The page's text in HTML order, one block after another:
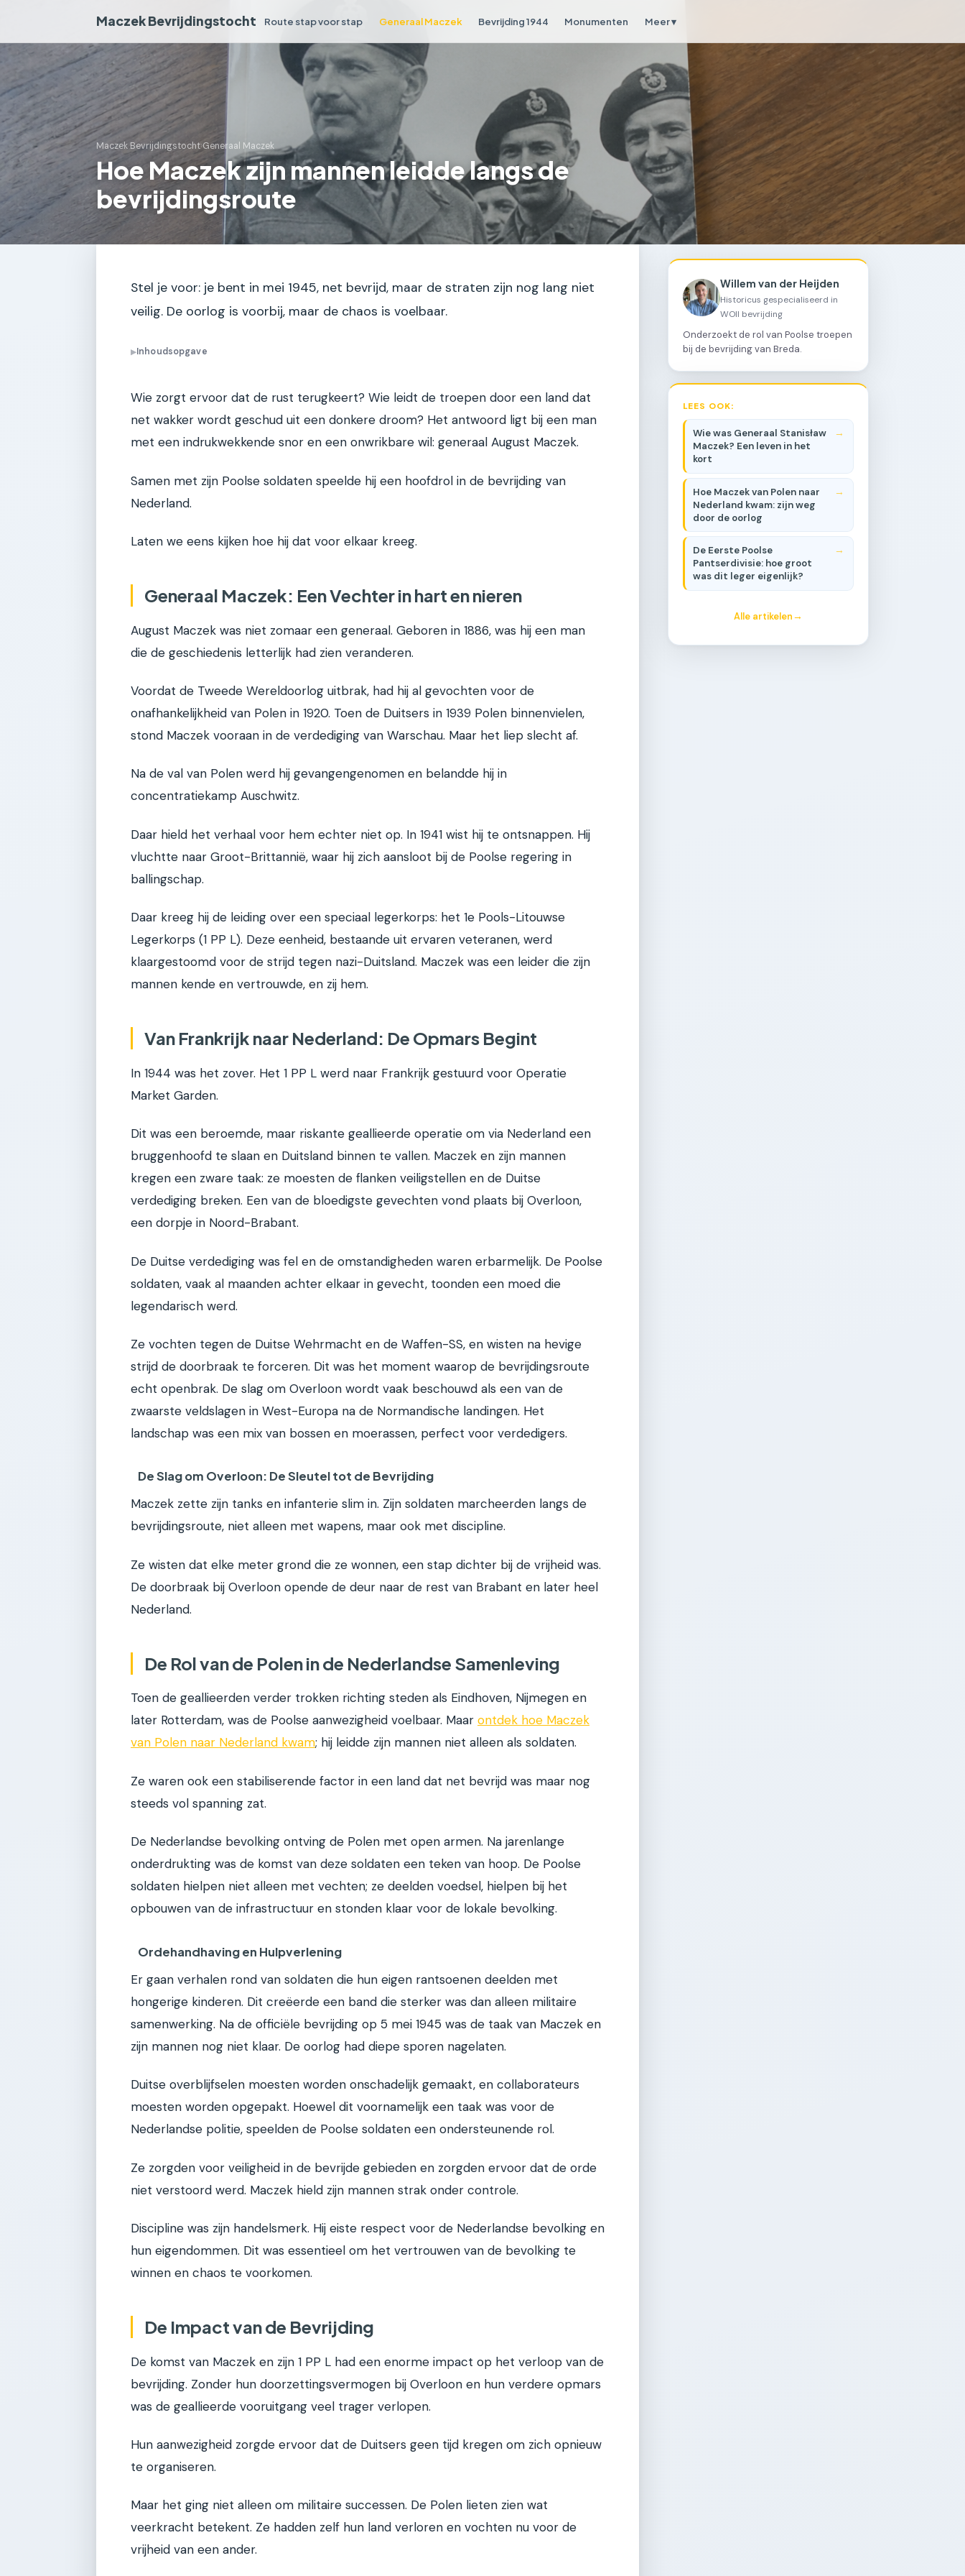
Maczek Bevrijdingstocht Route stap voor stap Generaal Maczek Bevrijding 1944 Monumenten Meer ▾
Maczek Bevrijdingstocht›Generaal Maczek
Hoe Maczek zijn mannen leidde langs de
bevrijdingsroute
Stel je voor: je bent in mei 1945, net bevrijd, maar de straten zijn nog lang niet
veilig. De oorlog is voorbij, maar de chaos is voelbaar.
▶Inhoudsopgave
Wie zorgt ervoor dat de rust terugkeert? Wie leidt de troepen door een land dat
net wakker wordt geschud uit een donkere droom? Het antwoord ligt bij een man
met een indrukwekkende snor en een onwrikbare wil: generaal August Maczek.
Samen met zijn Poolse soldaten speelde hij een hoofdrol in de bevrijding van
Nederland.
Laten we eens kijken hoe hij dat voor elkaar kreeg.
Generaal Maczek: Een Vechter in hart en nieren
August Maczek was niet zomaar een generaal. Geboren in 1886, was hij een man
die de geschiedenis letterlijk had zien veranderen.
Voordat de Tweede Wereldoorlog uitbrak, had hij al gevochten voor de
onafhankelijkheid van Polen in 1920. Toen de Duitsers in 1939 Polen binnenvielen,
stond Maczek vooraan in de verdediging van Warschau. Maar het liep slecht af.
Na de val van Polen werd hij gevangengenomen en belandde hij in
concentratiekamp Auschwitz.
Daar hield het verhaal voor hem echter niet op. In 1941 wist hij te ontsnappen. Hij
vluchtte naar Groot-Brittannië, waar hij zich aansloot bij de Poolse regering in
ballingschap.
Daar kreeg hij de leiding over een speciaal legerkorps: het 1e Pools-Litouwse
Legerkorps (1 PP L). Deze eenheid, bestaande uit ervaren veteranen, werd
klaargestoomd voor de strijd tegen nazi-Duitsland. Maczek was een leider die zijn
mannen kende en vertrouwde, en zij hem.
Van Frankrijk naar Nederland: De Opmars Begint
In 1944 was het zover. Het 1 PP L werd naar Frankrijk gestuurd voor Operatie
Market Garden.
Dit was een beroemde, maar riskante geallieerde operatie om via Nederland een
bruggenhoofd te slaan en Duitsland binnen te vallen. Maczek en zijn mannen
kregen een zware taak: ze moesten de flanken veiligstellen en de Duitse
verdediging breken. Een van de bloedigste gevechten vond plaats bij Overloon,
een dorpje in Noord-Brabant.
De Duitse verdediging was fel en de omstandigheden waren erbarmelijk. De Poolse
soldaten, vaak al maanden achter elkaar in gevecht, toonden een moed die
legendarisch werd.
Ze vochten tegen de Duitse Wehrmacht en de Waffen-SS, en wisten na hevige
strijd de doorbraak te forceren. Dit was het moment waarop de bevrijdingsroute
echt openbrak. De slag om Overloon wordt vaak beschouwd als een van de
zwaarste veldslagen in West-Europa na de Normandische landingen. Het
landschap was een mix van bossen en moerassen, perfect voor verdedigers.
De Slag om Overloon: De Sleutel tot de Bevrijding
Maczek zette zijn tanks en infanterie slim in. Zijn soldaten marcheerden langs de
bevrijdingsroute, niet alleen met wapens, maar ook met discipline.
Ze wisten dat elke meter grond die ze wonnen, een stap dichter bij de vrijheid was.
De doorbraak bij Overloon opende de deur naar de rest van Brabant en later heel
Nederland.
De Rol van de Polen in de Nederlandse Samenleving
Toen de geallieerden verder trokken richting steden als Eindhoven, Nijmegen en
later Rotterdam, was de Poolse aanwezigheid voelbaar. Maar ontdek hoe Maczek
van Polen naar Nederland kwam; hij leidde zijn mannen niet alleen als soldaten.
Ze waren ook een stabiliserende factor in een land dat net bevrijd was maar nog
steeds vol spanning zat.
De Nederlandse bevolking ontving de Polen met open armen. Na jarenlange
onderdrukting was de komst van deze soldaten een teken van hoop. De Poolse
soldaten hielpen niet alleen met vechten; ze deelden voedsel, hielpen bij het
opbouwen van de infrastructuur en stonden klaar voor de lokale bevolking.
Ordehandhaving en Hulpverlening
Er gaan verhalen rond van soldaten die hun eigen rantsoenen deelden met
hongerige kinderen. Dit creëerde een band die sterker was dan alleen militaire
samenwerking. Na de officiële bevrijding op 5 mei 1945 was de taak van Maczek en
zijn mannen nog niet klaar. De oorlog had diepe sporen nagelaten.
Duitse overblijfselen moesten worden onschadelijk gemaakt, en collaborateurs
moesten worden opgepakt. Hoewel dit voornamelijk een taak was voor de
Nederlandse politie, speelden de Poolse soldaten een ondersteunende rol.
Ze zorgden voor veiligheid in de bevrijde gebieden en zorgden ervoor dat de orde
niet verstoord werd. Maczek hield zijn mannen strak onder controle.
Discipline was zijn handelsmerk. Hij eiste respect voor de Nederlandse bevolking en
hun eigendommen. Dit was essentieel om het vertrouwen van de bevolking te
winnen en chaos te voorkomen.
De Impact van de Bevrijding
De komst van Maczek en zijn 1 PP L had een enorme impact op het verloop van de
bevrijding. Zonder hun doorzettingsvermogen bij Overloon en hun verdere opmars
was de geallieerde vooruitgang veel trager verlopen.
Hun aanwezigheid zorgde ervoor dat de Duitsers geen tijd kregen om zich opnieuw
te organiseren.
Maar het ging niet alleen om militaire successen. De Polen lieten zien wat
veerkracht betekent. Ze hadden zelf hun land verloren en vochten nu voor de
vrijheid van een ander.
Willem van der Heijden
Historicus gespecialiseerd in
WOII bevrijding
Onderzoekt de rol van Poolse troepen
bij de bevrijding van Breda.
LEES OOK:
Wie was Generaal Stanisław
Maczek? Een leven in het
kort
Hoe Maczek van Polen naar
Nederland kwam: zijn weg
door de oorlog
De Eerste Poolse
Pantserdivisie: hoe groot
was dit leger eigenlijk?
Alle artikelen